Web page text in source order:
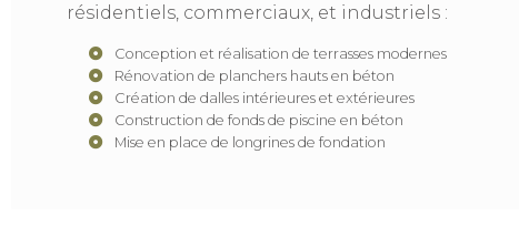
résidentiels, commerciaux, et industriels :
Conception et réalisation de terrasses modernes
Rénovation de planchers hauts en béton
Création de dalles intérieures et extérieures
Construction de fonds de piscine en béton
Mise en place de longrines de fondation